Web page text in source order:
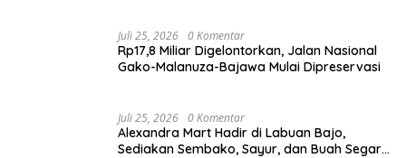
Juli 25, 2026 0 Komentar
Rp17,8 Miliar Digelontorkan, Jalan Nasional
Gako-Malanuza-Bajawa Mulai Dipreservasi
Juli 25, 2026 0 Komentar
Alexandra Mart Hadir di Labuan Bajo,
Sediakan Sembako, Sayur, dan Buah Segar